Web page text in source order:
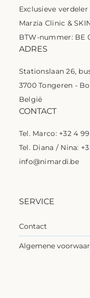
SERVICE
Contact
Algemene
Exclusieve
Marzia Clinic &
BTW-nummer: BE
ADRES
Stationslaan 26,
3700 Tongeren -
België
CONTACT
Tel. Marco: +32 4
Tel. Diana / Nina:
info@nimardi.be